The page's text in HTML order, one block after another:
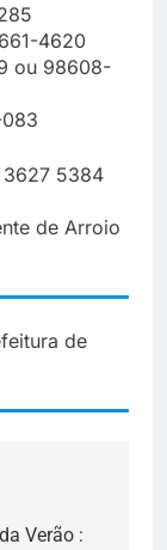
4620
ou 98608-
3627 5384
de Arroio
de
Verão :